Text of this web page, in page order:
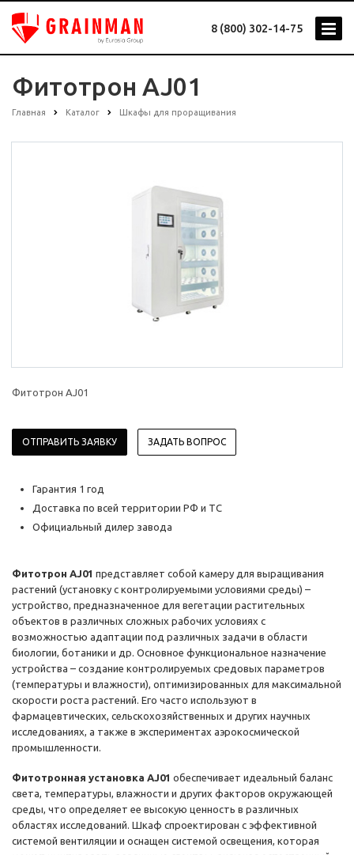
8 (800) 302-14-75
Фитотрон AJ01
Главная Каталог Шкафы для проращивания
Фитотрон AJ01
ОТПРАВИТЬ ЗАЯВКУ ЗАДАТЬ ВОПРОС
Гарантия 1 год
Доставка по всей территории РФ и ТС
Официальный дилер завода
Фитотрон AJ01 представляет собой камеру для выращивания
растений (установку с контролируемыми условиями среды) –
устройство, предназначенное для вегетации растительных
объектов в различных сложных рабочих условиях с
возможностью адаптации под различных задачи в области
биологии, ботаники и др. Основное функциональное назначение
устройства – создание контролируемых средовых параметров
(температуры и влажности), оптимизированных для максимальной
скорости роста растений. Его часто используют в
фармацевтических, сельскохозяйственных и других научных
исследованиях, а также в экспериментах аэрокосмической
промышленности.
Фитотронная установка AJ01 обеспечивает идеальный баланс
света, температуры, влажности и других факторов окружающей
среды, что определяет ее высокую ценность в различных
областях исследований. Шкаф спроектирован с эффективной
системой вентиляции и оснащен системой освещения, которая